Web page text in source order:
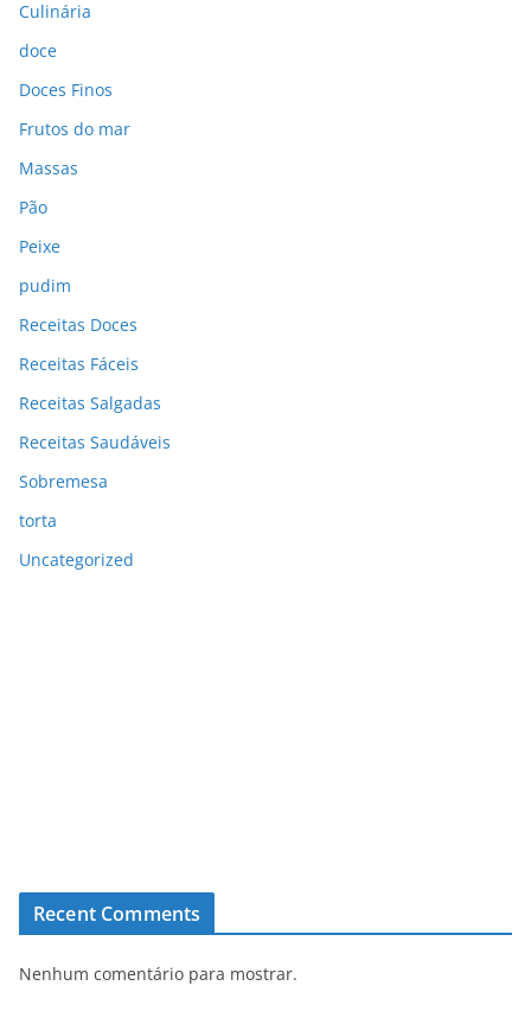
Culinária
doce
Doces Finos
Frutos do mar
Massas
Pão
Peixe
pudim
Receitas Doces
Receitas Fáceis
Receitas Salgadas
Receitas Saudáveis
Sobremesa
torta
Uncategorized
Recent Comments
Nenhum comentário para mostrar.